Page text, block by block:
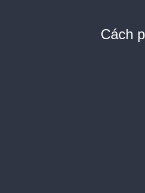
Cách